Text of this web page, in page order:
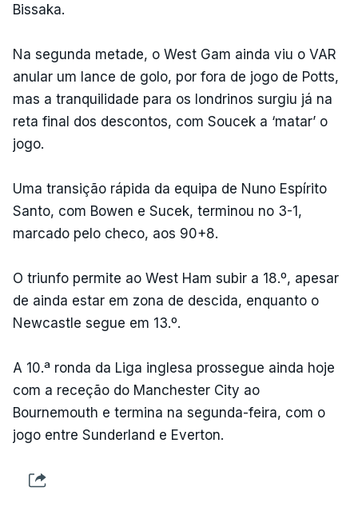
Bissaka.
Na segunda metade, o West Gam ainda viu o VAR
anular um lance de golo, por fora de jogo de Potts,
mas a tranquilidade para os londrinos surgiu já na
reta final dos descontos, com Soucek a ‘matar’ o
jogo.
Uma transição rápida da equipa de Nuno Espírito
Santo, com Bowen e Sucek, terminou no 3-1,
marcado pelo checo, aos 90+8.
O triunfo permite ao West Ham subir a 18.º, apesar
de ainda estar em zona de descida, enquanto o
Newcastle segue em 13.º.
A 10.ª ronda da Liga inglesa prossegue ainda hoje
com a receção do Manchester City ao
Bournemouth e termina na segunda-feira, com o
jogo entre Sunderland e Everton.